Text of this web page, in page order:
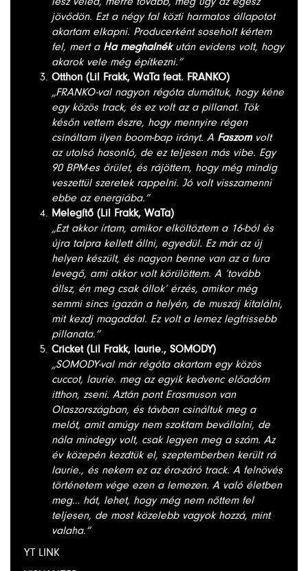
jövődön. Ezt a négy fal közti harmatos állapotot
akartam elkapni. Producerként soseholt kértem
fel, mert a Ha meghalnékután evidens volt, hogy
akarok vele még építkezni.”
Otthon (Lil Frakk, WaTa feat. FRANKO)
„FRANKO-val nagyon régóta dumáltuk, hogy kéne
egy közös track, és ez volt az a pillanat. Tök
későn vettem észre, hogy mennyire régen
csináltam ilyen boom-bap irányt. A Faszomvolt
az utolsó hasonló, de ez teljesen más vibe. Egy
90 BPM-es őrület, és rájöttem, hogy még mindig
veszettül szeretek rappelni. Jó volt visszamenni
ebbe az energiába.”
Melegítő (Lil Frakk, WaTa)
„Ezt akkor írtam, amikor elköltöztem a 16-ból és
újra talpra kellett állni, egyedül. Ez már az új
helyen készült, és nagyon benne van az a fura
levegő, ami akkor volt körülöttem. A ‘tovább
állsz, én meg csak állok’ érzés, amikor még
semmi sincs igazán a helyén, de muszáj kitalálni,
mit kezdj magaddal. Ez volt a lemez legfrissebb
pillanata.”
Cricket (Lil Frakk, laurie., SOMODY)
„SOMODY-val már régóta akartam egy közös
cuccot, laurie. meg az egyik kedvenc előadóm
itthon, zseni. Aztán pont Erasmuson van
Olaszországban, és távban csináltuk meg a
melót, amit amúgy nem szoktam bevállalni, de
nála mindegy volt, csak legyen meg a szám. Az
év közepén kezdtük el, szeptemberben került rá
laurie., és nekem ez az éra-záró track. A felnövés
történetem vége ezen a lemezen. A való életben
meg… hát, lehet, hogy még nem nőttem fel
teljesen, de most közelebb vagyok hozzá, mint
valaha.”
YT LINK